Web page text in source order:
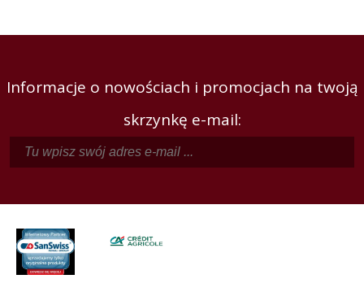
Informacje o nowościach i promocjach na twoją
skrzynkę e-mail: